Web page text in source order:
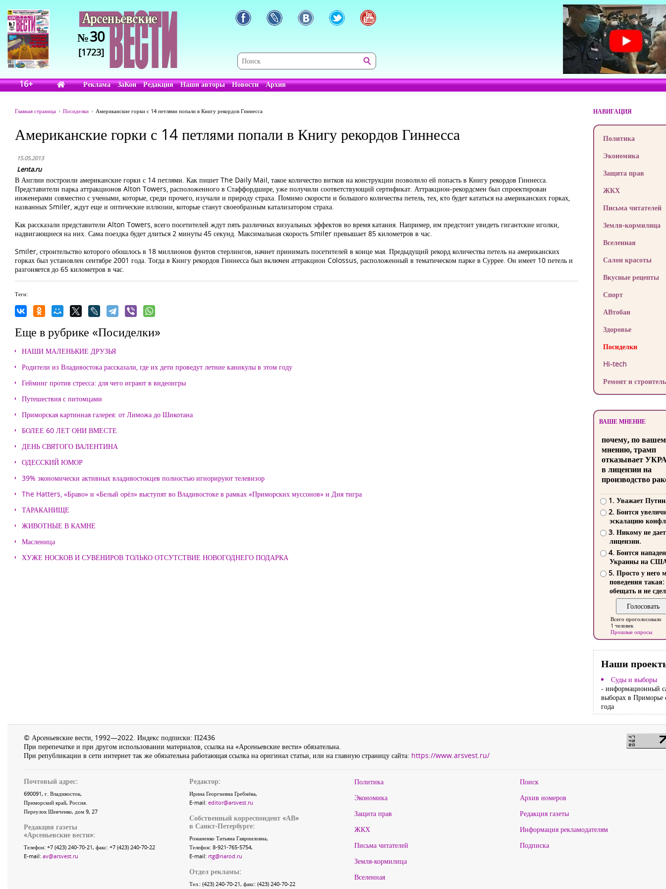
№30
[1723]
16+ Реклама ЗаКон Редакция Наши авторы Новости Архив
Главная страница Посиделки Американские горки с 14 петлями попали в Книгу рекордов Гиннесса
Американские горки с 14 петлями попали в Книгу рекордов Гиннесса
15.05.2013
Lenta.ru
В Англии построили американские горки с 14 петлями. Как пишет The Daily Mail, такое количество витков на конструкции позволило ей попасть в Книгу рекордов Гиннесса.
Представители парка аттракционов Alton Towers, расположенного в Стаффордшире, уже получили соответствующий сертификат. Аттракцион-рекордсмен был спроектирован
инженерами совместно с учеными, которые, среди прочего, изучали и природу страха. Помимо скорости и большого количества петель, тех, кто будет кататься на американских горках,
названных Smiler, ждут еще и оптические иллюзии, которые станут своеобразным катализатором страха.
Как рассказали представители Alton Towers, всего посетителей ждут пять различных визуальных эффектов во время катания. Например, им предстоит увидеть гигантские иголки,
надвигающиеся на них. Сама поездка будет длиться 2 минуты 45 секунд. Максимальная скорость Smiler превышает 85 километров в час.
Smiler, строительство которого обошлось в 18 миллионов фунтов стерлингов, начнет принимать посетителей в конце мая. Предыдущий рекорд количества петель на американских
горках был установлен сентябре 2001 года. Тогда в Книгу рекордов Гиннесса был включен аттракцион Colossus, расположенный в тематическом парке в Суррее. Он имеет 10 петель и
разгоняется до 65 километров в час.
Теги:
Еще в рубрике «Посиделки»
НАШИ МАЛЕНЬКИЕ ДРУЗЬЯ
Родители из Владивостока рассказали, где их дети проведут летние каникулы в этом году
Гейминг против стресса: для чего играют в видеоигры
Путешествия с питомцами
Приморская картинная галерея: от Лиможа до Шикотана
БОЛЕЕ 60 ЛЕТ ОНИ ВМЕСТЕ
ДЕНЬ СВЯТОГО ВАЛЕНТИНА
ОДЕССКИЙ ЮМОР
39% экономически активных владивостокцев полностью игнорируют телевизор
The Hatters, «Браво» и «Белый орёл» выступят во Владивостоке в рамках «Приморских муссонов» и Дня тигра
ТАРАКАНИЩЕ
ЖИВОТНЫЕ В КАМНЕ
Масленица
ХУЖЕ НОСКОВ И СУВЕНИРОВ ТОЛЬКО ОТСУТСТВИЕ НОВОГОДНЕГО ПОДАРКА
НАВИГАЦИЯ
Политика
Экономика
Защита прав
ЖКХ
Письма читателей
Земля-кормилица
Вселенная
Салон красоты
Вкусные рецепты
Спорт
АВтобан
Здоровье
Посиделки
Hi-tech
Ремонт и
ВАШЕ МНЕНИЕ
почему, по
мнению, трамп
отказывает
в лицензии на
производство
1. Уважает
2. Боится
эскалацию
3. Никому не
лицензии.
4. Боится
Украины на
5. Просто у него
поведения такая:
обещать и не
Всего проголосовало
1 человек
Прошлые опросы
Наши
Суды и выборы
- информационный
выборах в Приморье
года
© Арсеньевские вести, 1992—2022. Индекс подписки: П2436
При перепечатке и при другом использовании материалов, ссылка на «Арсеньевские вести» обязательна.
При републикации в сети интернет так же обязательна работающая ссылка на оригинал статьи, или на главную страницу сайта: https://www.arsvest.ru/
Почтовый адрес:
690091, г. Владивосток,
Приморский край, Россия.
Переулок Шевченко, дом 9, 27
Редакция газеты
«Арсеньевские вести»:
Телефон: +7 (423) 240-70-21, факс: +7 (423) 240-70-22
E-mail: av@arsvest.ru
Редактор:
Ирина Георгиевна Гребнёва,
E-mail: editor@arsvest.ru
Собственный корреспондент «АВ»
в Санкт-Петербурге:
Романенко Татьяна Гаврииловна,
Телефон: 8-921-765-5754,
E-mail: rtg@narod.ru
Отдел рекламы:
Тел.: (423) 240-70-21, факс: (423) 240-70-22
Политика
Экономика
Защита прав
ЖКХ
Письма читателей
Земля-кормилица
Вселенная
Поиск
Архив номеров
Редакция газеты
Информация рекламодателям
Подписка